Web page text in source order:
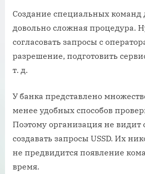
Создание специальных команд
довольно сложная процедура.
согласовать запросы с
разрешение, подготовить
т. д.
У банка представлено
менее удобных способов
Поэтому организация не видит
создавать запросы USSD. Их
не предвидится появление
время.